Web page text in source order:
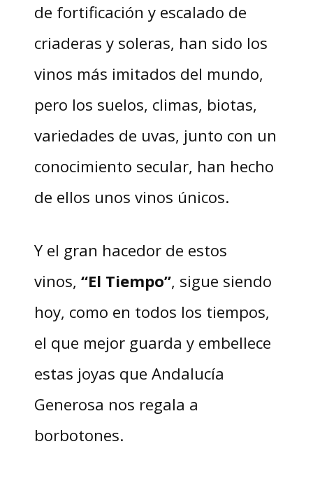
de fortificación y escalado de
criaderas y soleras, han sido los
vinos más imitados del mundo,
pero los suelos, climas, biotas,
variedades de uvas, junto con un
conocimiento secular, han hecho
de ellos unos vinos únicos.
Y el gran hacedor de estos
vinos, “El Tiempo”, sigue siendo
hoy, como en todos los tiempos,
el que mejor guarda y embellece
estas joyas que Andalucía
Generosa nos regala a
borbotones.